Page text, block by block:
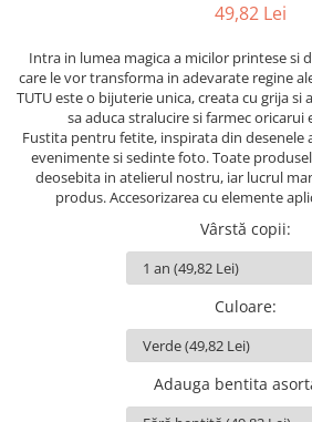
49,82 Lei
Intra in lumea magica a micilor printese si
care le vor transforma in adevarate regine
TUTU este o bijuterie unica, creata cu grija
sa aduca stralucire si farmec oricarui
Fustita pentru fetite, inspirata din
evenimente si sedinte foto. Toate
deosebita in atelierul nostru, iar lucrul
produs. Accesorizarea cu elemente
Vârstă copii:
Culoare:
Adauga bentita